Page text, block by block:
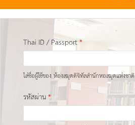
Thai ID / Passport*
ใส่ชื่อผู้ใช้ของ ห้องสมุดดิจิทัลสำนักหอสมุดแห่งชาติ
รหัสผ่าน*